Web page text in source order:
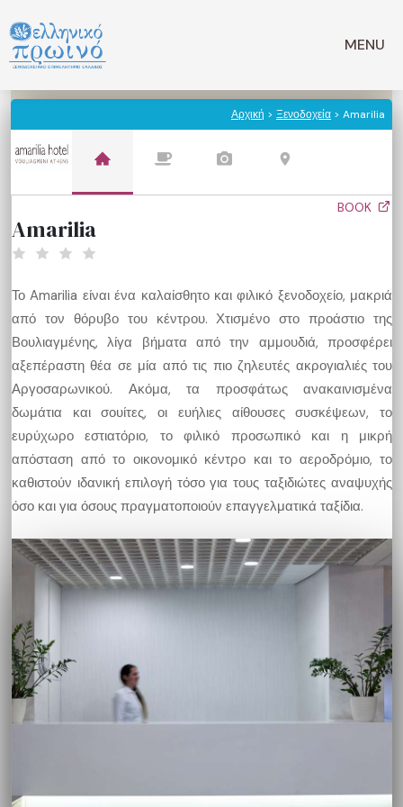
σε
περιεχόμενο
MENU
Αρχική > Ξενοδοχεία > Amarilia
BOOK
Amarilia
Το Amarilia είναι ένα καλαίσθητο και φιλικό ξενοδοχείο, μακριά
από τον θόρυβο του κέντρου. Χτισμένο στο προάστιο της
Βουλιαγμένης, λίγα βήματα από την αμμουδιά, προσφέρει
αξεπέραστη θέα σε μία από τις πιο ζηλευτές ακρογιαλιές του
Αργοσαρωνικού. Ακόμα, τα προσφάτως ανακαινισμένα
δωμάτια και σουίτες, οι ευήλιες αίθουσες συσκέψεων, το
ευρύχωρο εστιατόριο, το φιλικό προσωπικό και η μικρή
απόσταση από το οικονομικό κέντρο και το αεροδρόμιο, το
καθιστούν ιδανική επιλογή τόσο για τους ταξιδιώτες αναψυχής
όσο και για όσους πραγματοποιούν επαγγελματικά ταξίδια.